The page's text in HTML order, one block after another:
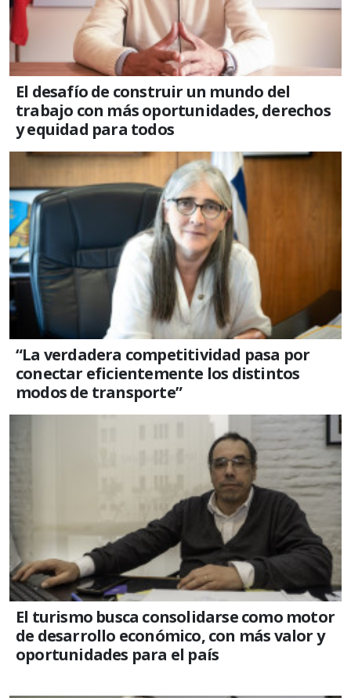
El desafío de construir un mundo del
trabajo con más oportunidades, derechos
y equidad para todos
“La verdadera competitividad pasa por
conectar eficientemente los distintos
modos de transporte”
El turismo busca consolidarse como motor
de desarrollo económico, con más valor y
oportunidades para el país